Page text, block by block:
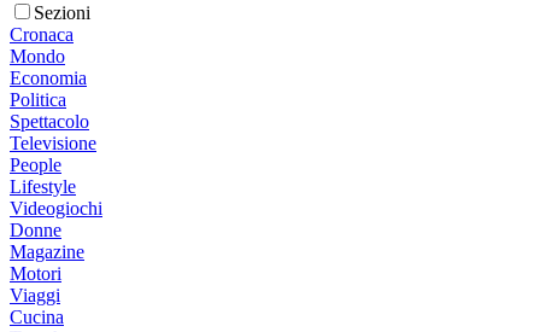
Sezioni
Cronaca
Mondo
Economia
Politica
Spettacolo
Televisione
People
Lifestyle
Videogiochi
Donne
Magazine
Motori
Viaggi
Cucina